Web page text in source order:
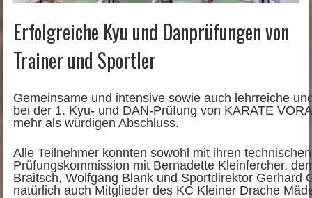
Erfolgreiche Kyu und Danprüfungen von
Trainer und Sportler
Gemeinsame und intensive sowie auch lehrreiche
bei der 1. Kyu- und DAN-Prüfung von KARATE
mehr als würdigen Abschluss.
Alle Teilnehmer konnten sowohl mit ihren
Prüfungskommission mit Bernadette Kleinfercher,
Braitsch, Wolfgang Blank und Sportdirektor Gerhard
natürlich auch Mitglieder des KC Kleiner Drache